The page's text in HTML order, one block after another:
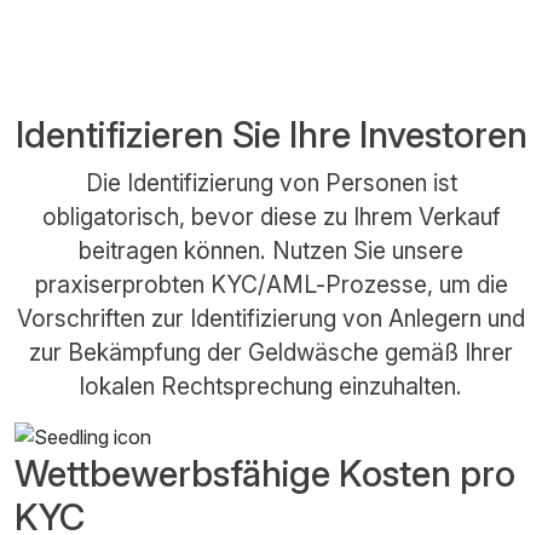
Identifizieren Sie Ihre Investoren
Die Identifizierung von Personen ist
obligatorisch, bevor diese zu Ihrem Verkauf
beitragen können. Nutzen Sie unsere
praxiserprobten KYC/AML-Prozesse, um die
Vorschriften zur Identifizierung von Anlegern und
zur Bekämpfung der Geldwäsche gemäß Ihrer
lokalen Rechtsprechung einzuhalten.
Wettbewerbsfähige Kosten pro
KYC